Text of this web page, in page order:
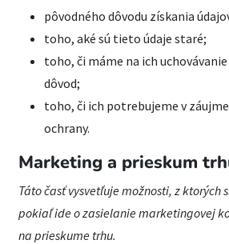
pôvodného dôvodu získania
toho, aké sú tieto údaje staré;
toho, či máme na ich
dôvod;
toho, či ich potrebujeme v
ochrany.
Marketing a prieskum
Táto časť vysvetľuje možnosti, z ktorých
pokiaľ ide o zasielanie marketingovej
na prieskume trhu.